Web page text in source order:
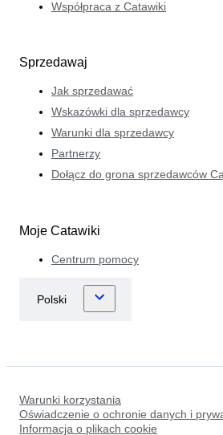
Współpraca z Catawiki
Sprzedawaj
Jak sprzedawać
Wskazówki dla sprzedawcy
Warunki dla sprzedawcy
Partnerzy
Dołącz do grona sprzedawców
Moje Catawiki
Centrum pomocy
Warunki korzystania
Oświadczenie o ochronie danych i
Informacja o plikach cookie